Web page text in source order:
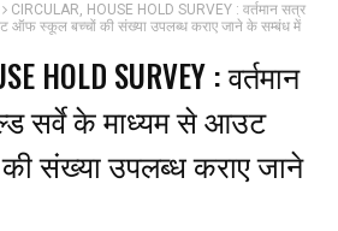
CIRCULAR, HOUSE HOLD SURVEY : वर्तमान सत्र
ऑफ स्कूल बच्चों की संख्या उपलब्ध कराए जाने के सम्बंध में
HOLD SURVEY : वर्तमान
सर्वे के माध्यम से आउट
संख्या उपलब्ध कराए जाने